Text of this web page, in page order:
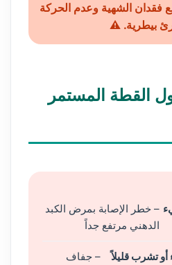
فقدان الشهية وعدم الحركة
بيطرية. ⚠️
القطة المستمر
– خطر الإصابة بمرض الكبد
الدهني مرتفع جداً
تشرب قليلاً
– جفاف